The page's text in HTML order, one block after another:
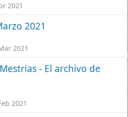
2021
2021
2021
- El archivo de
2021